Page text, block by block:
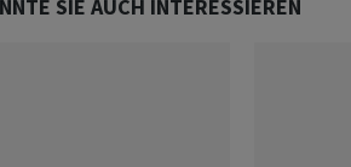
SIE AUCH INTERESSIEREN